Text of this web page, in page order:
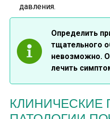
давления.
Определить
тщательного
невозможно.
лечить
КЛИНИЧЕСКИЕ